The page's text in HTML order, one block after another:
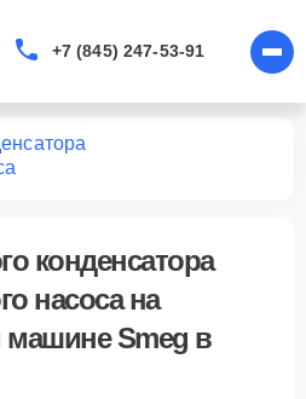
+7 (845) 247-53-91
конденсатора
насосана
Smeg в